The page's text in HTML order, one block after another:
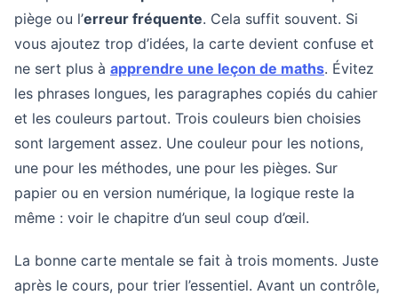
piège ou l’erreur fréquente. Cela suffit souvent. Si
vous ajoutez trop d’idées, la carte devient confuse et
ne sert plus à apprendre une leçon de maths. Évitez
les phrases longues, les paragraphes copiés du cahier
et les couleurs partout. Trois couleurs bien choisies
sont largement assez. Une couleur pour les notions,
une pour les méthodes, une pour les pièges. Sur
papier ou en version numérique, la logique reste la
même : voir le chapitre d’un seul coup d’œil.
La bonne carte mentale se fait à trois moments. Juste
après le cours, pour trier l’essentiel. Avant un contrôle,